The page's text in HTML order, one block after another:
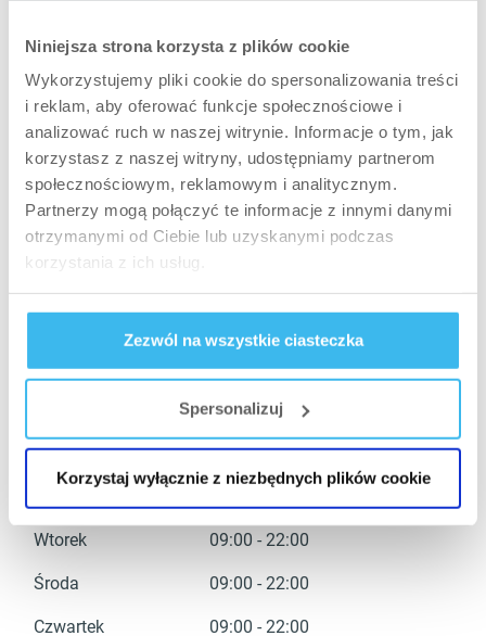
Niniejsza strona korzysta z plików cookie
Wykorzystujemy pliki cookie do spersonalizowania treści
i reklam, aby oferować funkcje społecznościowe i
analizować ruch w naszej witrynie. Informacje o tym, jak
korzystasz z naszej witryny, udostępniamy partnerom
społecznościowym, reklamowym i analitycznym.
Partnerzy mogą połączyć te informacje z innymi danymi
otrzymanymi od Ciebie lub uzyskanymi podczas
korzystania z ich usług.
Zezwól na wszystkie ciasteczka
Spersonalizuj
Korzystaj wyłącznie z niezbędnych plików cookie
WYNACZENIE TRASY
WIĘCEJ INFORMACJI
Nasi doradcy w sklepach są codziennie do
Twojej dyspozycji.
Wtorek 09:00 - 22:00
Środa 09:00 - 22:00
Czwartek 09:00 - 22:00